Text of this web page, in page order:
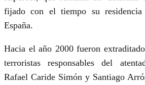
fijado con el tiempo su
España.
Hacia el año 2000 fueron
terroristas responsables del
Rafael Caride Simón y Santiago